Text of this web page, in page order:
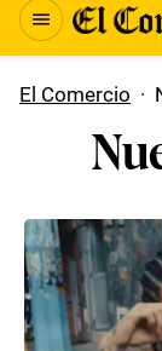
El Comercio ·